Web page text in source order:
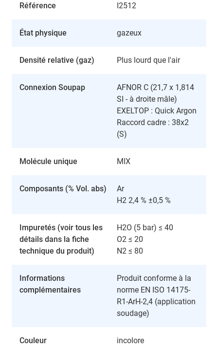
Référence I2512
État physique gazeux
Densité relative (gaz) Plus lourd que l'air
Connexion Soupap
AFNOR C (21,7 x 1,814
SI - à droite mâle)
EXELTOP : Quick Argon
Raccord cadre : 38x2
(S)
Molécule unique MIX
Composants (% Vol. abs)
Ar
H2 2,4 % ±0,5 %
Impuretés (voir tous les
détails dans la fiche
technique du produit)
H2O (5 bar) ≤ 40
O2 ≤ 20
N2 ≤ 80
Informations
complémentaires
Produit conforme à la
norme EN ISO 14175-
R1-ArH-2,4 (application
soudage)
Couleur incolore